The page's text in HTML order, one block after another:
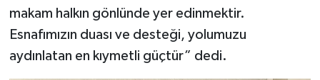
makam halkın gönlünde yer edinmektir.
Esnafımızın duası ve desteği, yolumuzu
aydınlatan en kıymetli güçtür” dedi.